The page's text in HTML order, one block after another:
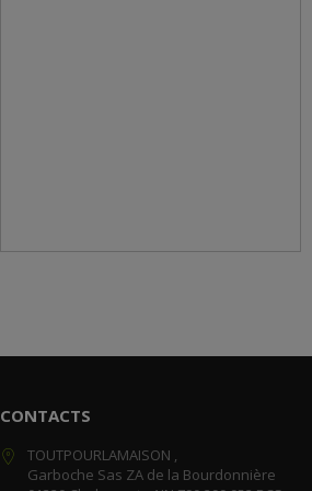
VIS DU
CONTACTS
TOUTPOURLAMAISON ,
Garboche Sas ZA de la Bourdonnière